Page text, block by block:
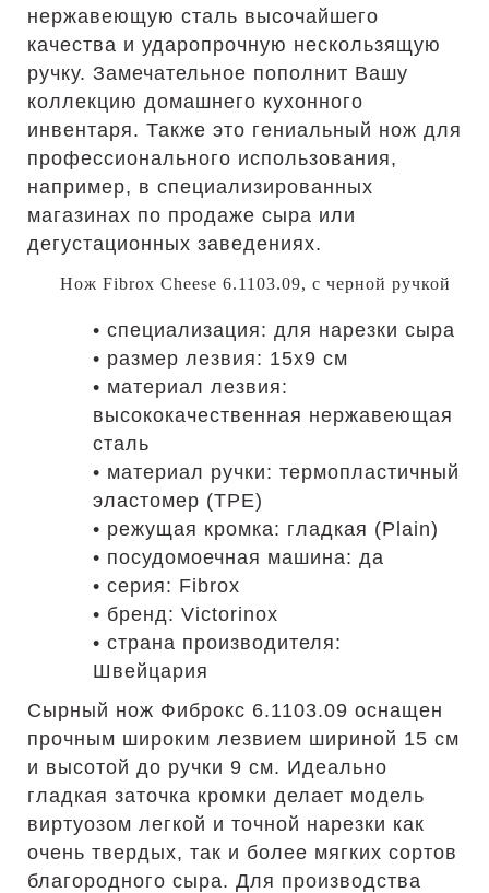
нержавеющую сталь высочайшего
качества и ударопрочную нескользящую
ручку. Замечательное пополнит Вашу
коллекцию домашнего кухонного
инвентаря. Также это гениальный нож для
профессионального использования,
например, в специализированных
магазинах по продаже сыра или
дегустационных заведениях.
Нож Fibrox Cheese 6.1103.09, с черной ручкой
• специализация: для нарезки сыра
• размер лезвия: 15х9 см
• материал лезвия:
высококачественная нержавеющая
сталь
• материал ручки: термопластичный
эластомер (TPE)
• режущая кромка: гладкая (Plain)
• посудомоечная машина: да
• серия: Fibrox
• бренд: Victorinox
• страна производителя:
Швейцария
Сырный нож Фиброкс 6.1103.09 оснащен
прочным широким лезвием шириной 15 см
и высотой до ручки 9 см. Идеально
гладкая заточка кромки делает модель
виртуозом легкой и точной нарезки как
очень твердых, так и более мягких сортов
благородного сыра. Для производства